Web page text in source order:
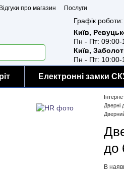
Відгуки про магазин
Послуги
Графік роботи:
Київ,
Пн - Пт: 09:00-
Київ,
Пн - Пт: 10:00-
Електронні замки
Дверні
до
В